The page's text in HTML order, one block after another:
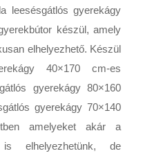
leesésgátlós gyerekágy
készül, amely
elhelyezhető. Készül
40×170 cm-es
gyerekágy 80×160
gyerekágy 70×140
amelyeket akár a
is elhelyezhetünk, de